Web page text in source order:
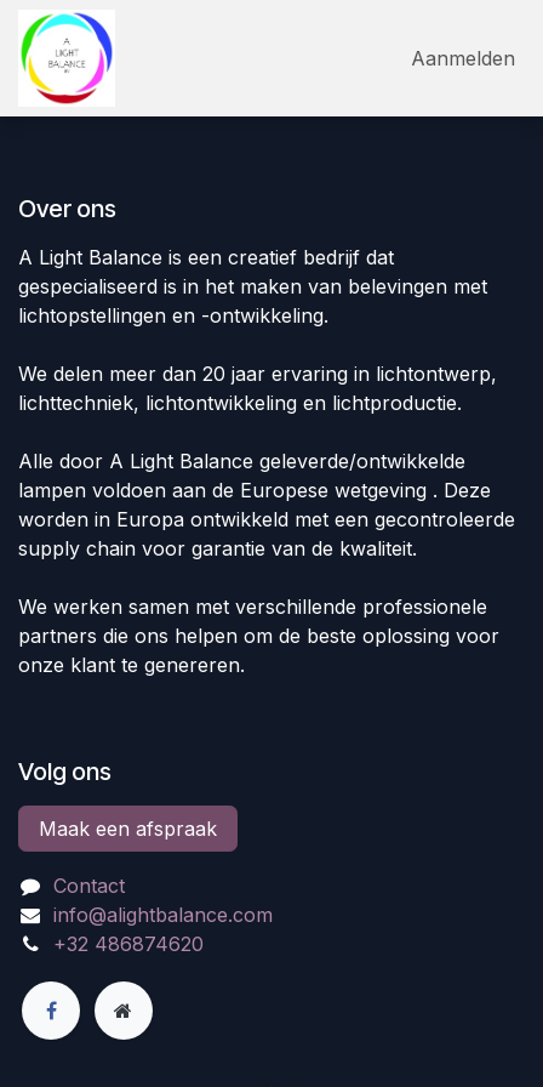
Overslaan naar inhoud
Aanmelden
Over ons
A Light Balance is een creatief bedrijf dat
gespecialiseerd is in het maken van belevingen met
lichtopstellingen en -ontwikkeling.
We delen meer dan 20 jaar ervaring in lichtontwerp,
lichttechniek, lichtontwikkeling en lichtproductie.
Alle door A Light Balance geleverde/ontwikkelde
lampen voldoen aan de Europese wetgeving . Deze
worden in Europa ontwikkeld met een gecontroleerde
supply chain voor garantie van de kwaliteit.
We werken samen met verschillende professionele
partners die ons helpen om de beste oplossing voor
onze klant te genereren.
Volg ons
Maak een afspraak
Contact
info@alightbalance.com
+32 486874620